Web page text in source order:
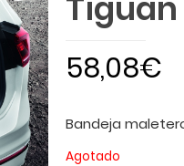
58,08€
Bandeja
Agotado